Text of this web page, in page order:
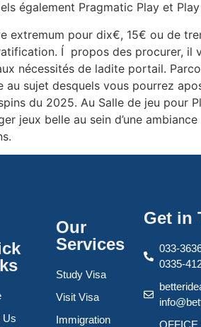
également Pragmatic Play et Play
extremum pour dix€, 15€ ou de
Í propos des procurer, il
nécessités de ladite portail.
au sujet desquels vous pourrez
du 2025. Au Salle de jeu pour
jeux belle au sein d’une
Us
Our
Services
Study Visa
Visit Visa
Immigration
Get in
033-
0335-